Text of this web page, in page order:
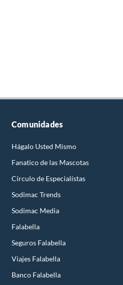
Comunidades
Hágalo Usted Mismo
Fanatico de las Mascotas
Círculo de Especialístas
Sodimac Trends
Sodimac Media
Falabella
Seguros Falabella
Viajes Falabella
Banco Falabella